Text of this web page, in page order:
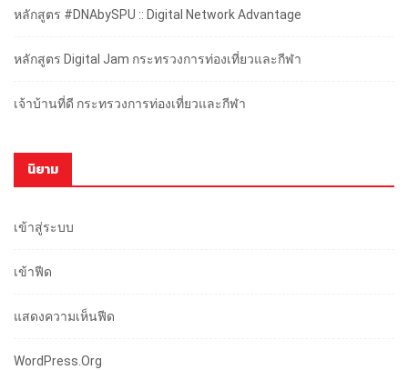
หลักสูตร #DNAbySPU :: Digital Network Advantage
หลักสูตร Digital Jam กระทรวงการท่องเที่ยวและกีฬา
เจ้าบ้านที่ดี กระทรวงการท่องเที่ยวและกีฬา
นิยาม
เข้าสู่ระบบ
เข้าฟีด
แสดงความเห็นฟีด
WordPress.org